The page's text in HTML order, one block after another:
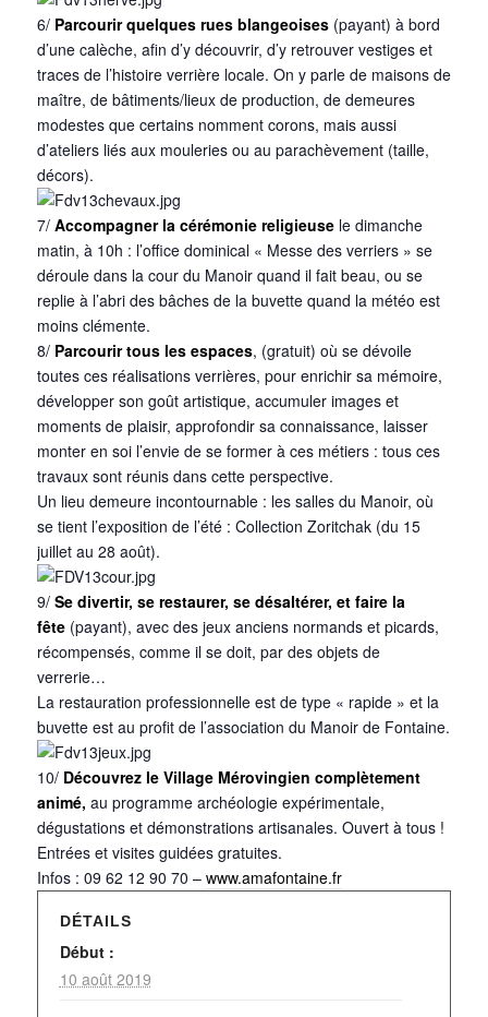
6/ Parcourir quelques rues blangeoises(payant) à bord
d’une calèche, afin d’y découvrir, d’y retrouver vestiges et
traces de l’histoire verrière locale. On y parle de maisons de
maître, de bâtiments/lieux de production, de demeures
modestes que certains nomment corons, mais aussi
d’ateliers liés aux mouleries ou au parachèvement (taille,
décors).
7/Accompagner la cérémonie religieusele dimanche
matin, à 10h : l’office dominical « Messe des verriers » se
déroule dans la cour du Manoir quand il fait beau, ou se
replie à l’abri des bâches de la buvette quand la météo est
moins clémente.
8/Parcourir tous les espaces, (gratuit) où se dévoile
toutes ces réalisations verrières, pour enrichir sa mémoire,
développer son goût artistique, accumuler images et
moments de plaisir, approfondir sa connaissance, laisser
monter en soi l’envie de se former à ces métiers : tous ces
travaux sont réunis dans cette perspective.
Un lieu demeure incontournable : les salles du Manoir, où
se tient l’exposition de l’été : Collection Zoritchak (du 15
juillet au 28 août).
9/ Se divertir, se restaurer, se désaltérer, et faire la
fête (payant), avec des jeux anciens normands et picards,
récompensés, comme il se doit, par des objets de
verrerie…
La restauration professionnelle est de type « rapide » et la
buvette est au profit de l’association du Manoir de Fontaine.
10/Découvrez le Village Mérovingien complètement
animé, au programme archéologie expérimentale,
dégustations et démonstrations artisanales. Ouvert à tous !
Entrées et visites guidées gratuites.
Infos : 09 62 12 90 70 – www.amafontaine.fr
DÉTAILS
Début :
10 août 2019